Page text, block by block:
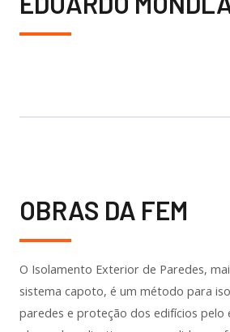
OBRAS DA FEM
O Isolamento Exterior de Paredes,
sistema capoto, é um método para
paredes e proteção dos edifícios pelo